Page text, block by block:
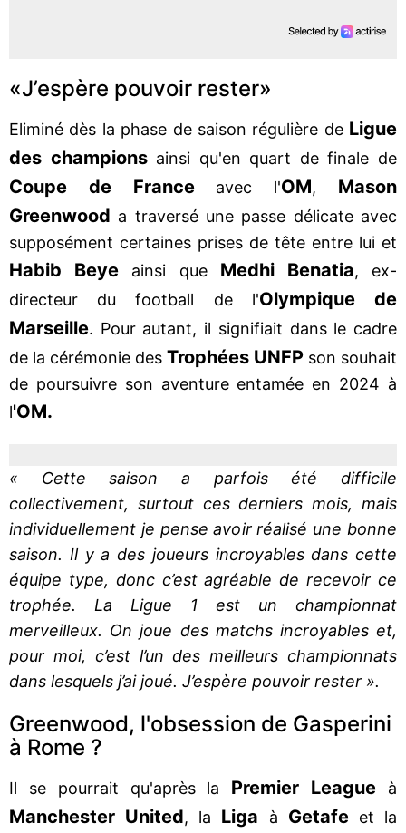
«J’espère pouvoir rester»
Eliminé dès la phase de saison régulière de Ligue
des champions ainsi qu'en quart de finale de
Coupe de Franceavec l'OM, Mason
Greenwood a traversé une passe délicate avec
supposément certaines prises de tête entre lui et
Habib Beye ainsi que Medhi Benatia, ex-
directeur du football de l'Olympique de
Marseille. Pour autant, il signifiait dans le cadre
de la cérémonie des Trophées UNFP son souhait
de poursuivre son aventure entamée en 2024 à
l'OM.
« Cette saison a parfois été difficile
collectivement, surtout ces derniers mois, mais
individuellement je pense avoir réalisé une bonne
saison. Il y a des joueurs incroyables dans cette
équipe type, donc c’est agréable de recevoir ce
trophée. La Ligue 1 est un championnat
merveilleux. On joue des matchs incroyables et,
pour moi, c’est l’un des meilleurs championnats
dans lesquels j’ai joué. J’espère pouvoir rester ».
Greenwood, l'obsession de Gasperini
à Rome ?
Il se pourrait qu'après la Premier League à
Manchester United, la Liga à Getafe et la